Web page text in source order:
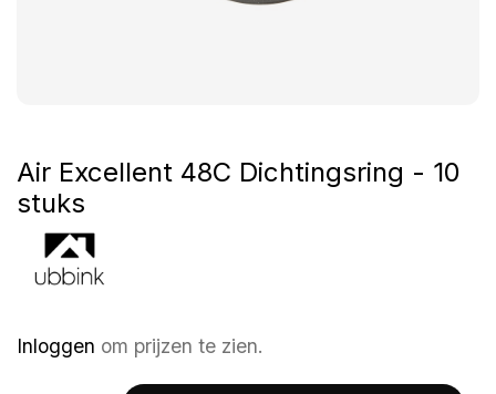
Air Excellent 48C Dichtingsring - 10
stuks
Inloggen om prijzen te zien.